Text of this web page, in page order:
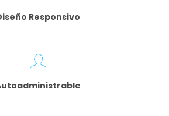
Responsivo